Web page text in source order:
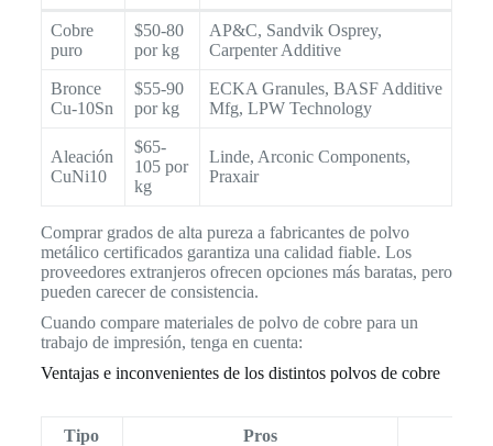
Cobre
puro
$50-80
por kg
AP&C, Sandvik Osprey,
Carpenter Additive
Bronce
Cu-10Sn
$55-90
por kg
ECKA Granules, BASF Additive
Mfg, LPW Technology
Aleación
CuNi10
$65-
105 por
kg
Linde, Arconic Components,
Praxair
Comprar grados de alta pureza a fabricantes de polvo
metálico certificados garantiza una calidad fiable. Los
proveedores extranjeros ofrecen opciones más baratas, pero
pueden carecer de consistencia.
Cuando compare materiales de polvo de cobre para un
trabajo de impresión, tenga en cuenta:
Ventajas e inconvenientes de los distintos polvos de cobre
Tipo Pros